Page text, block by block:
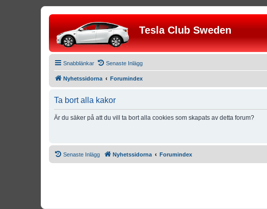
Tesla Club Sweden
Snabblänkar Senaste Inlägg
Nyhetssidorna Forumindex
Ta bort alla kakor
Är du säker på att du vill ta bort alla cookies som skapats av detta forum?
Senaste Inlägg Nyhetssidorna Forumindex